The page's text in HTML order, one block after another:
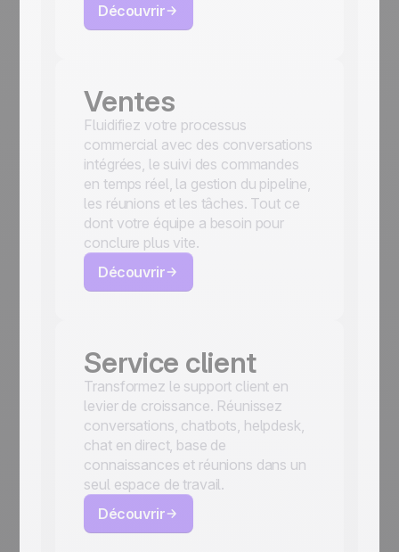
Découvrir
Ventes
Fluidifiez votre processus
commercial avec des conversations
intégrées, le suivi des commandes
en temps réel, la gestion du pipeline,
les réunions et les tâches. Tout ce
dont votre équipe a besoin pour
conclure plus vite.
Découvrir
Service client
Transformez le support client en
levier de croissance. Réunissez
conversations, chatbots, helpdesk,
chat en direct, base de
connaissances et réunions dans un
seul espace de travail.
Découvrir